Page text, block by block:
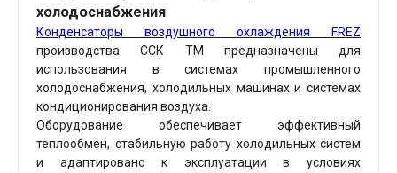
холодоснабжения
Конденсаторы воздушного охлаждения
FREZ
производства ССК ТМ предназначены для
использования в системах промышленного
холодоснабжения, холодильных машинах и системах
кондиционирования воздуха.
Оборудование обеспечивает эффективный
теплообмен, стабильную работу холодильных систем
и адаптировано к эксплуатации в условиях